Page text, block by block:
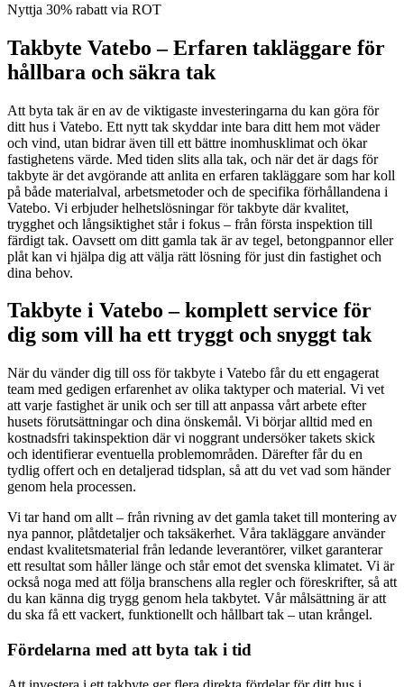
Nyttja 30% rabatt via ROT
Takbyte Vatebo – Erfaren takläggare för
hållbara och säkra tak
Att byta tak är en av de viktigaste investeringarna du kan göra för
ditt hus i Vatebo. Ett nytt tak skyddar inte bara ditt hem mot väder
och vind, utan bidrar även till ett bättre inomhusklimat och ökar
fastighetens värde. Med tiden slits alla tak, och när det är dags för
takbyte är det avgörande att anlita en erfaren takläggare som har koll
på både materialval, arbetsmetoder och de specifika förhållandena i
Vatebo. Vi erbjuder helhetslösningar för takbyte där kvalitet,
trygghet och långsiktighet står i fokus – från första inspektion till
färdigt tak. Oavsett om ditt gamla tak är av tegel, betongpannor eller
plåt kan vi hjälpa dig att välja rätt lösning för just din fastighet och
dina behov.
Takbyte i Vatebo – komplett service för
dig som vill ha ett tryggt och snyggt tak
När du vänder dig till oss för takbyte i Vatebo får du ett engagerat
team med gedigen erfarenhet av olika taktyper och material. Vi vet
att varje fastighet är unik och ser till att anpassa vårt arbete efter
husets förutsättningar och dina önskemål. Vi börjar alltid med en
kostnadsfri takinspektion där vi noggrant undersöker takets skick
och identifierar eventuella problemområden. Därefter får du en
tydlig offert och en detaljerad tidsplan, så att du vet vad som händer
genom hela processen.
Vi tar hand om allt – från rivning av det gamla taket till montering av
nya pannor, plåtdetaljer och taksäkerhet. Våra takläggare använder
endast kvalitetsmaterial från ledande leverantörer, vilket garanterar
ett resultat som håller länge och står emot det svenska klimatet. Vi är
också noga med att följa branschens alla regler och föreskrifter, så att
du kan känna dig trygg genom hela takbytet. Vår målsättning är att
du ska få ett vackert, funktionellt och hållbart tak – utan krångel.
Fördelarna med att byta tak i tid